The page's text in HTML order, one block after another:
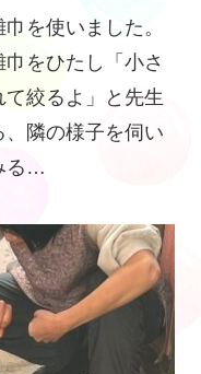
を使いました。
をひたし「小さ
絞るよ」と先生
隣の様子を伺い
る…